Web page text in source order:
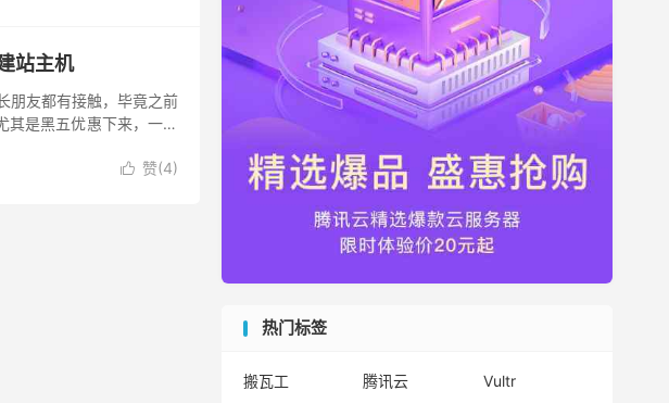
站主机
朋友都有接触，毕竟之前
是黑五优惠下来，一个
 赞(4)
热门标签
搬瓦工 腾讯云
Vultr